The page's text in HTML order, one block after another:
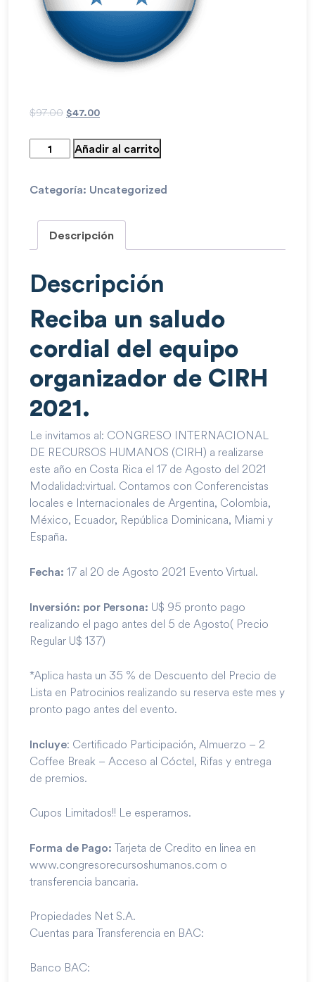
$97.00 $47.00
Añadir al carrito
Categoría: Uncategorized
Descripción
Descripción
Reciba un saludo
cordial del equipo
organizador de CIRH
2021.
Le invitamos al: CONGRESO INTERNACIONAL
DE RECURSOS HUMANOS (CIRH) a realizarse
este año en Costa Rica el 17 de Agosto del 2021
Modalidad:virtual. Contamos con Conferencistas
locales e Internacionales de Argentina, Colombia,
México, Ecuador, República Dominicana, Miami y
España.
Fecha: 17 al 20 de Agosto 2021 Evento Virtual.
Inversión: por Persona: U$ 95 pronto pago
realizando el pago antes del 5 de Agosto( Precio
Regular U$ 137)
*Aplica hasta un 35 % de Descuento del Precio de
Lista en Patrocinios realizando su reserva este mes y
pronto pago antes del evento.
Incluye: Certificado Participación, Almuerzo – 2
Coffee Break – Acceso al Cóctel, Rifas y entrega
de premios.
Cupos Limitados!! Le esperamos.
Forma de Pago: Tarjeta de Credito en linea en
www.congresorecursoshumanos.com o
transferencia bancaria.
Propiedades Net S.A.
Cuentas para Transferencia en BAC:
Banco BAC: